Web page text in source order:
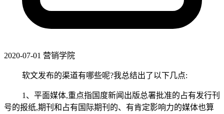
2020-07-01 营销学院
软文发布的渠道有哪些呢?我总结出了以下几点:
1、平面媒体,重点指国度新闻出版总署批准的占有发行刊
号的报纸,期刊和占有国际期刊的、有肯定影响力的媒体也算